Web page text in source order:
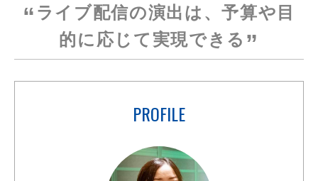
ライブ配信の演出は、予算や目
的に応じて実現できる
PROFILE